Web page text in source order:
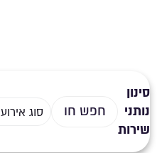
סינון
נותני
שירות
סוג אירוע